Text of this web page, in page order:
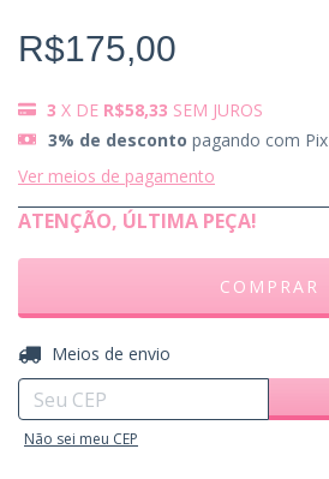
R$175,00
3 X DE R$58,33 SEM JUROS
3% de desconto pagando com Pix
Ver meios de pagamento
ATENÇÃO, ÚLTIMA PEÇA!
Entregas para o CEP:
Meios de envio
Não sei meu CEP